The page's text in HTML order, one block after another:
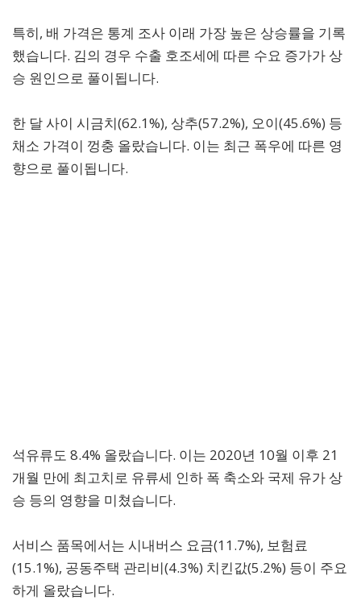
특히, 배 가격은 통계 조사 이래 가장 높은 상승률을 기록
했습니다. 김의 경우 수출 호조세에 따른 수요 증가가 상
승 원인으로 풀이됩니다.
한 달 사이 시금치(62.1%), 상추(57.2%), 오이(45.6%) 등
채소 가격이 껑충 올랐습니다. 이는 최근 폭우에 따른 영
향으로 풀이됩니다.
석유류도 8.4% 올랐습니다. 이는 2020년 10월 이후 21
개월 만에 최고치로 유류세 인하 폭 축소와 국제 유가 상
승 등의 영향을 미쳤습니다.
서비스 품목에서는 시내버스 요금(11.7%), 보험료
(15.1%), 공동주택 관리비(4.3%) 치킨값(5.2%) 등이 주요
하게 올랐습니다.